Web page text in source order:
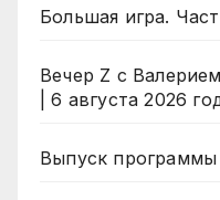
Большая игра.
Вечер Z с
| 6 августа 2026
Выпуск программы